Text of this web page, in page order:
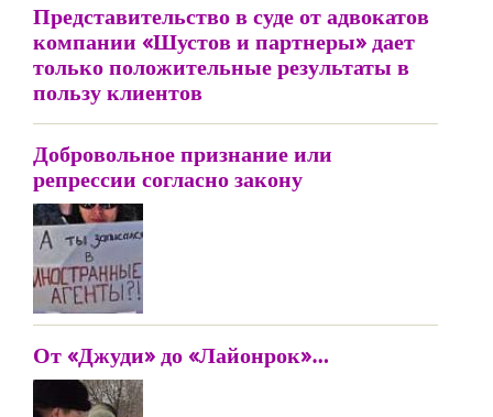
Представительство в суде от адвокатов
компании «Шустов и партнеры» дает
только положительные результаты в
пользу клиентов
Добровольное признание или
репрессии согласно закону
От «Джуди» до «Лайонрок»…